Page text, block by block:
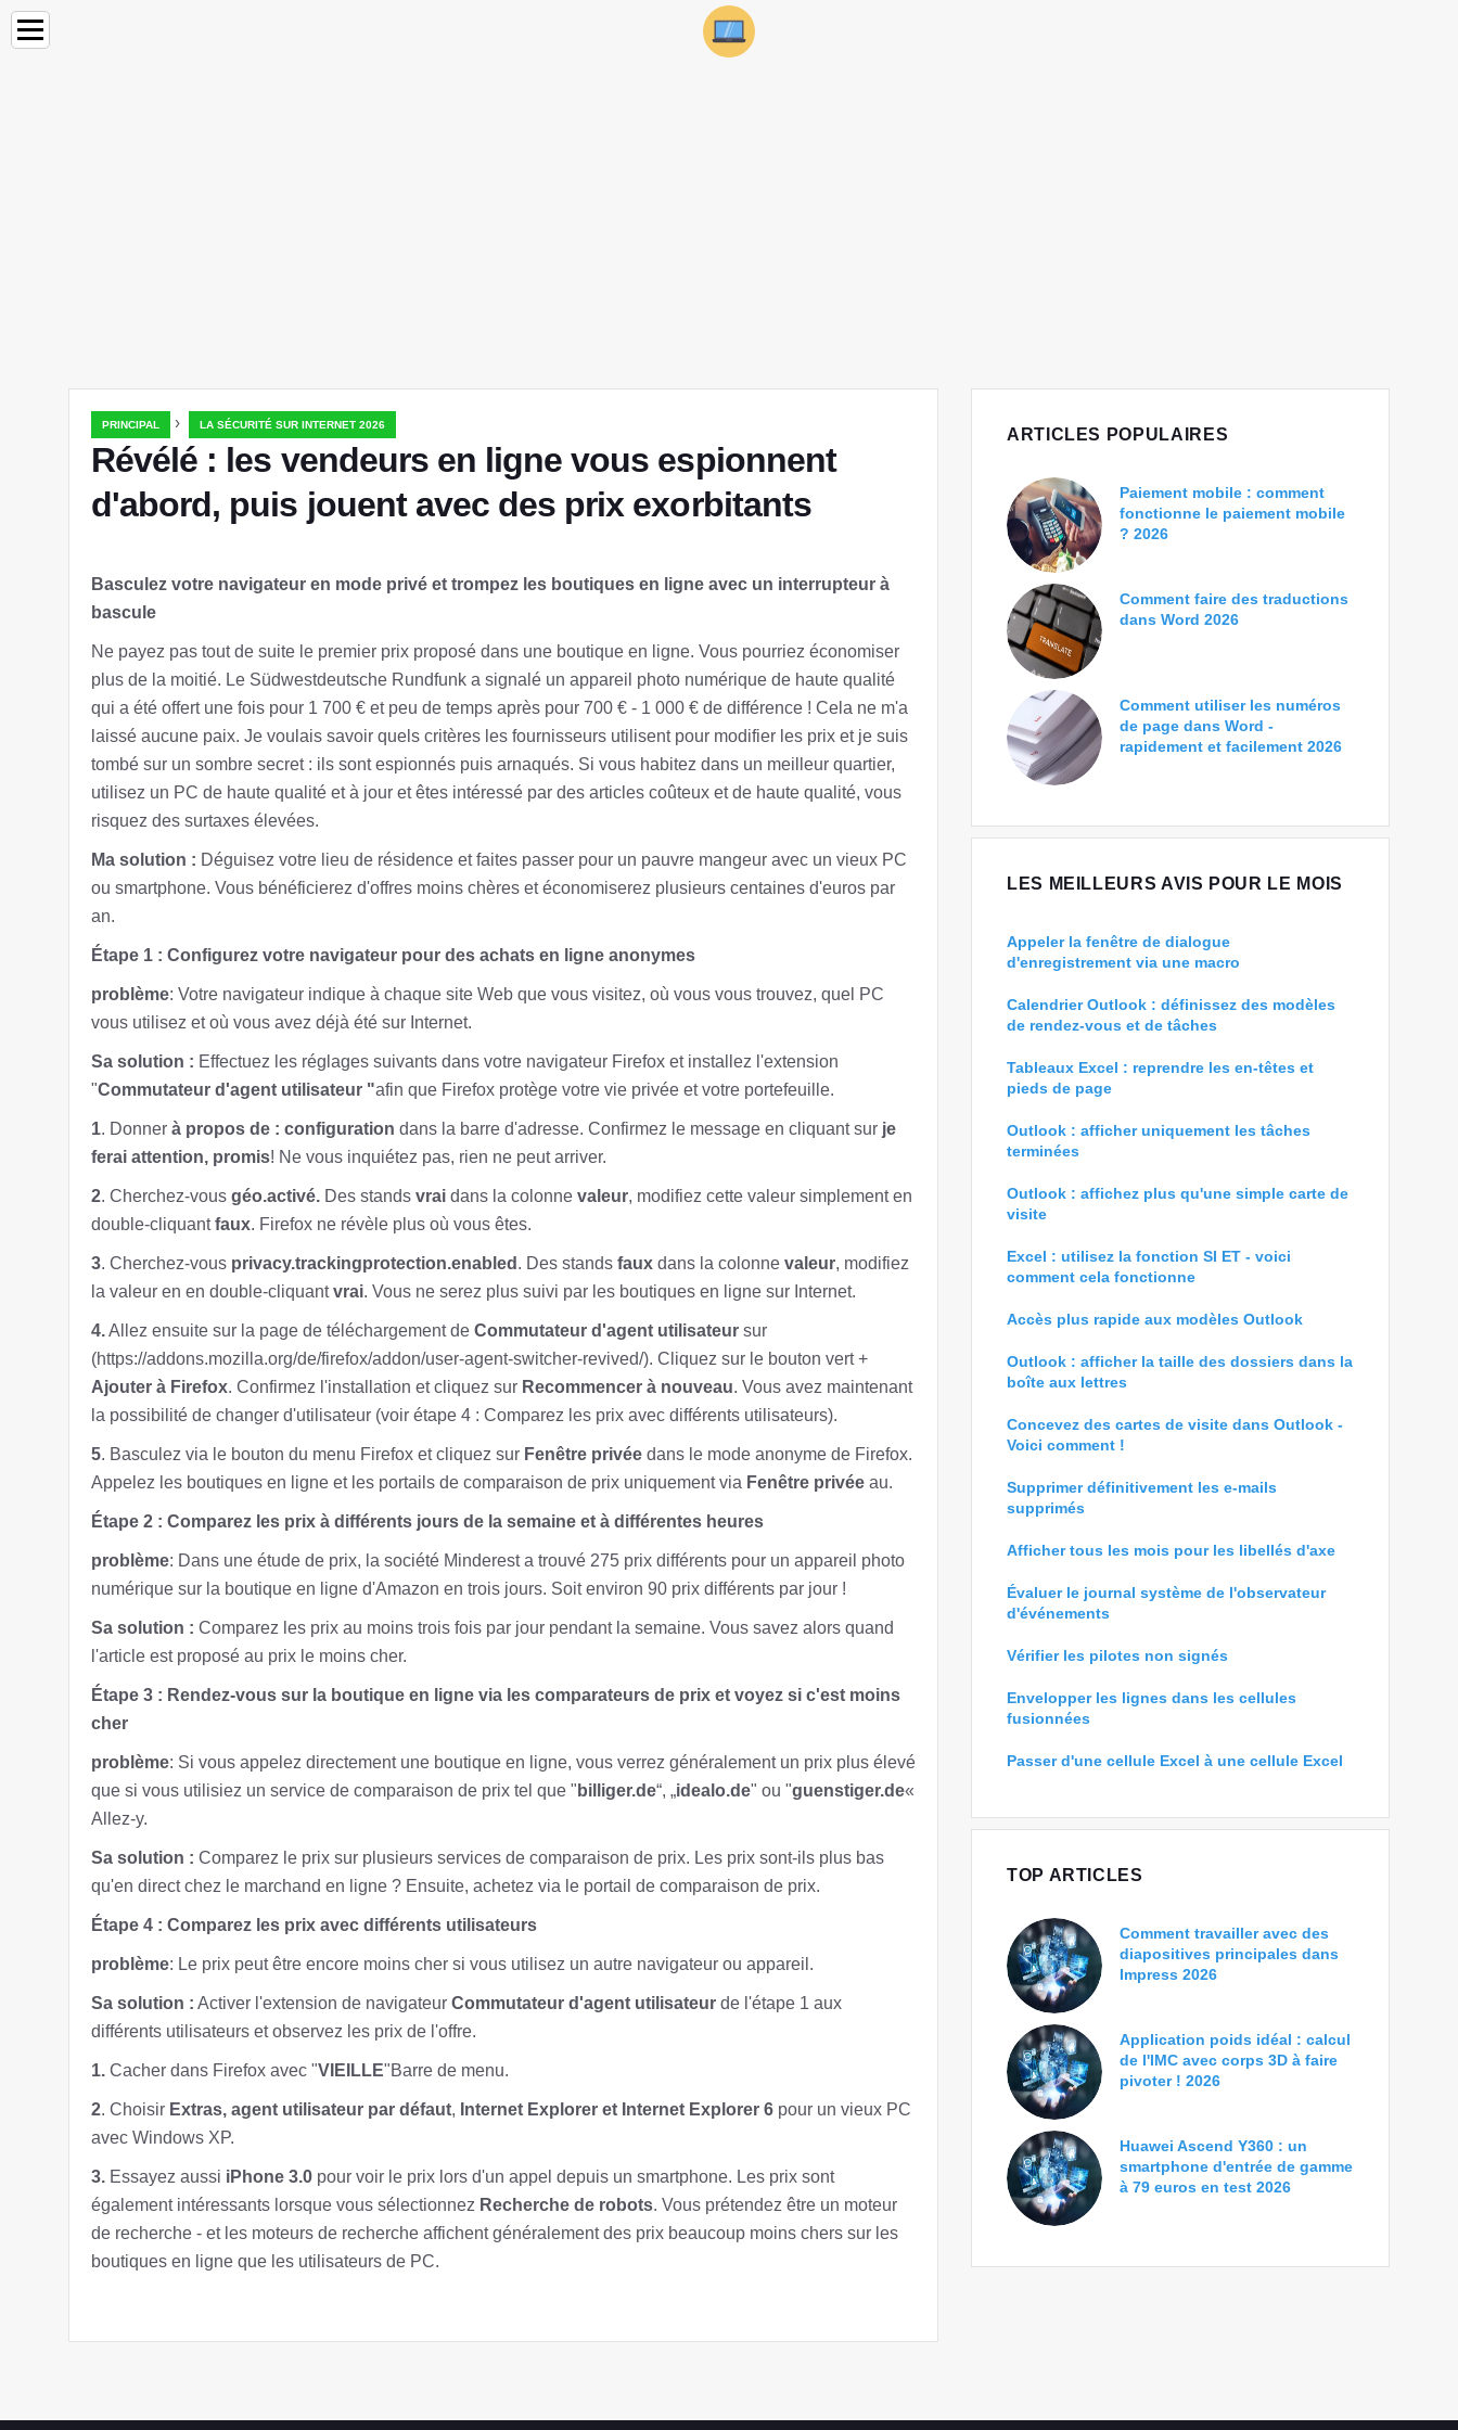
PRINCIPAL › LA SÉCURITÉ SUR INTERNET 2026
Révélé : les vendeurs en ligne vous espionnent
d'abord, puis jouent avec des prix exorbitants
Basculez votre navigateur en mode privé et trompez les boutiques en ligne avec un interrupteur à
bascule
Ne payez pas tout de suite le premier prix proposé dans une boutique en ligne. Vous pourriez économiser
plus de la moitié. Le Südwestdeutsche Rundfunk a signalé un appareil photo numérique de haute qualité
qui a été offert une fois pour 1 700 € et peu de temps après pour 700 € - 1 000 € de différence ! Cela ne m'a
laissé aucune paix. Je voulais savoir quels critères les fournisseurs utilisent pour modifier les prix et je suis
tombé sur un sombre secret : ils sont espionnés puis arnaqués. Si vous habitez dans un meilleur quartier,
utilisez un PC de haute qualité et à jour et êtes intéressé par des articles coûteux et de haute qualité, vous
risquez des surtaxes élevées.
Ma solution : Déguisez votre lieu de résidence et faites passer pour un pauvre mangeur avec un vieux PC
ou smartphone. Vous bénéficierez d'offres moins chères et économiserez plusieurs centaines d'euros par
an.
Étape 1 : Configurez votre navigateur pour des achats en ligne anonymes
problème: Votre navigateur indique à chaque site Web que vous visitez, où vous vous trouvez, quel PC
vous utilisez et où vous avez déjà été sur Internet.
Sa solution : Effectuez les réglages suivants dans votre navigateur Firefox et installez l'extension
"Commutateur d'agent utilisateur "afin que Firefox protège votre vie privée et votre portefeuille.
1. Donner à propos de : configuration dans la barre d'adresse. Confirmez le message en cliquant sur je
ferai attention, promis! Ne vous inquiétez pas, rien ne peut arriver.
2. Cherchez-vous géo.activé. Des stands vrai dans la colonne valeur, modifiez cette valeur simplement en
double-cliquantfaux. Firefox ne révèle plus où vous êtes.
3. Cherchez-vous privacy.trackingprotection.enabled . Des stands faux dans la colonne valeur, modifiez
la valeur en en double-cliquantvrai. Vous ne serez plus suivi par les boutiques en ligne sur Internet.
4.Allez ensuite sur la page de téléchargement de Commutateur d'agent utilisateur sur
(https://addons.mozilla.org/de/firefox/addon/user-agent-switcher-revived/). Cliquez sur le bouton vert +
Ajouter à Firefox. Confirmez l'installation et cliquez sur Recommencer à nouveau. Vous avez maintenant
la possibilité de changer d'utilisateur (voir étape 4 : Comparez les prix avec différents utilisateurs).
5. Basculez via le bouton du menu Firefox et cliquez sur Fenêtre privée dans le mode anonyme de Firefox.
Appelez les boutiques en ligne et les portails de comparaison de prix uniquement via Fenêtre privée au.
Étape 2 : Comparez les prix à différents jours de la semaine et à différentes heures
problème: Dans une étude de prix, la société Minderest a trouvé 275 prix différents pour un appareil photo
numérique sur la boutique en ligne d'Amazon en trois jours. Soit environ 90 prix différents par jour !
Sa solution : Comparez les prix au moins trois fois par jour pendant la semaine. Vous savez alors quand
l'article est proposé au prix le moins cher.
Étape 3 : Rendez-vous sur la boutique en ligne via les comparateurs de prix et voyez si c'est moins
cher
problème: Si vous appelez directement une boutique en ligne, vous verrez généralement un prix plus élevé
que si vous utilisiez un service de comparaison de prix tel que " billiger.de“, „idealo.de" ou "guenstiger.de«
Allez-y.
Sa solution : Comparez le prix sur plusieurs services de comparaison de prix. Les prix sont-ils plus bas
qu'en direct chez le marchand en ligne ? Ensuite, achetez via le portail de comparaison de prix.
Étape 4 : Comparez les prix avec différents utilisateurs
problème: Le prix peut être encore moins cher si vous utilisez un autre navigateur ou appareil.
Sa solution : Activer l'extension de navigateur Commutateur d'agent utilisateur de l'étape 1 aux
différents utilisateurs et observez les prix de l'offre.
1. Cacher dans Firefox avec "VIEILLE"Barre de menu.
2. Choisir Extras, agent utilisateur par défaut, Internet Explorer et Internet Explorer 6 pour un vieux PC
avec Windows XP.
3. Essayez aussi iPhone 3.0 pour voir le prix lors d'un appel depuis un smartphone. Les prix sont
également intéressants lorsque vous sélectionnez Recherche de robots. Vous prétendez être un moteur
de recherche - et les moteurs de recherche affichent généralement des prix beaucoup moins chers sur les
boutiques en ligne que les utilisateurs de PC.
ARTICLES POPULAIRES
Paiement mobile : comment
fonctionne le paiement mobile
? 2026
Comment faire des traductions
dans Word 2026
Comment utiliser les numéros
de page dans Word -
rapidement et facilement 2026
LES MEILLEURS AVIS POUR LE MOIS
Appeler la fenêtre de dialogue
d'enregistrement via une macro
Calendrier Outlook : définissez des modèles
de rendez-vous et de tâches
Tableaux Excel : reprendre les en-têtes et
pieds de page
Outlook : afficher uniquement les tâches
terminées
Outlook : affichez plus qu'une simple carte de
visite
Excel : utilisez la fonction SI ET - voici
comment cela fonctionne
Accès plus rapide aux modèles Outlook
Outlook : afficher la taille des dossiers dans la
boîte aux lettres
Concevez des cartes de visite dans Outlook -
Voici comment !
Supprimer définitivement les e-mails
supprimés
Afficher tous les mois pour les libellés d'axe
Évaluer le journal système de l'observateur
d'événements
Vérifier les pilotes non signés
Envelopper les lignes dans les cellules
fusionnées
Passer d'une cellule Excel à une cellule Excel
TOP ARTICLES
Comment travailler avec des
diapositives principales dans
Impress 2026
Application poids idéal : calcul
de l'IMC avec corps 3D à faire
pivoter ! 2026
Huawei Ascend Y360 : un
smartphone d'entrée de gamme
à 79 euros en test 2026